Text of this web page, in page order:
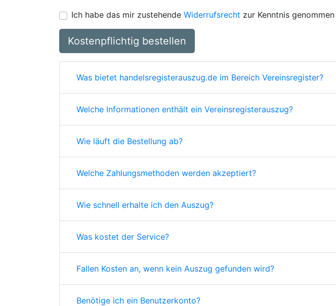
Ich habe das mir zustehende Widerrufsrecht zur Kenntnis genommen
Kostenpflichtig bestellen
Was bietet handelsregisterauszug.de im Bereich Vereinsregister?
Welche Informationen enthält ein Vereinsregisterauszug?
Wie läuft die Bestellung ab?
Welche Zahlungsmethoden werden akzeptiert?
Wie schnell erhalte ich den Auszug?
Was kostet der Service?
Fallen Kosten an, wenn kein Auszug gefunden wird?
Benötige ich ein Benutzerkonto?